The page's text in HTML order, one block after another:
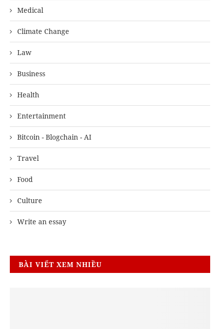
Medical
Climate Change
Law
Business
Health
Entertainment
Bitcoin - Blogchain - AI
Travel
Food
Culture
Write an essay
BÀI VIẾT XEM NHIỀU